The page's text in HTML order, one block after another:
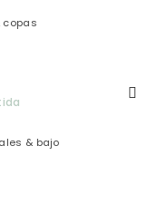
copas
& bajo